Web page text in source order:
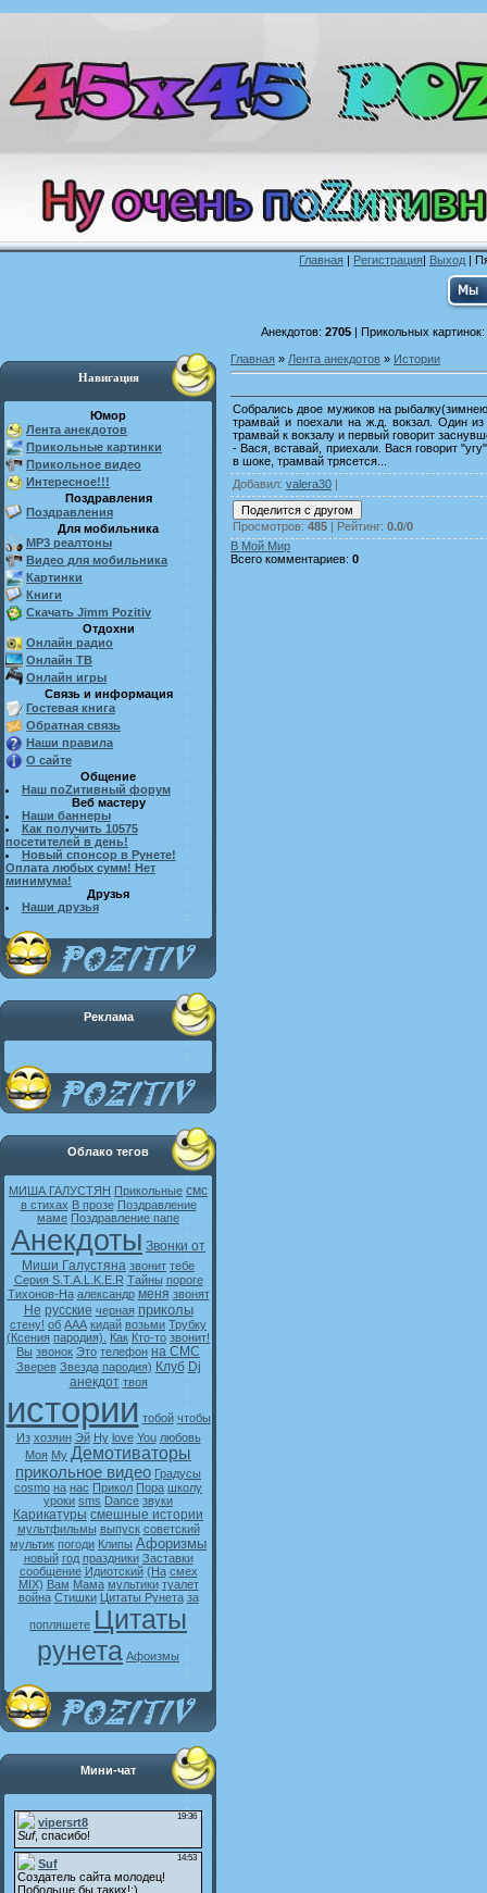
Главная | Регистрация| Выход |
Анекдотов: 2705| Прикольных картинок:
Навигация
Юмор
Лента анекдотов
Прикольные картинки
Прикольное видео
Интересное!!!
Поздравления
Поздравления
Для мобильника
MP3 реалтоны
Видео для мобильника
Картинки
Книги
Скачать Jimm Pozitiv
Отдохни
Онлайн радио
Онлайн ТВ
Онлайн игры
Связь и информация
Гостевая книга
Обратная связь
Наши правила
О сайте
Общение
Наш поZитивный форум
Веб мастеру
Наши баннеры
Как получить 10575
посетителей в день!
Новый спонсор в Рунете!
Оплата любых сумм! Нет
минимума!
Друзья
Наши друзья
Реклама
Облако тегов
МИША ГАЛУСТЯН Прикольные смс
в стихах В прозе Поздравление
маме Поздравление папе
Анекдоты Звонки от
Миши Галустяна звонит тебе
Серия S.T.A.L.K.E.R Тайны пороге
Тихонов-На александр меня звонят
Не русские черная приколы
стену! об ААА кидай возьми Трубку
(Ксения пародия). Как Кто-то звонит!
Вы звонок Это телефон на СМС
Зверев Звезда пародия) Клуб Dj
анекдот твоя
истории тобой чтобы
Из хозяин Эй Ну love You любовь
Моя My Демотиваторы
прикольное видео Градусы
cosmo на нас Прикол Пора школу
уроки sms Dance звуки
Карикатуры смешные истории
мультфильмы выпуск советский
мультик погоди Клипы Афоризмы
новый год праздники Заставки
сообщение Идиотский (На смех
MIX) Вам Мама мультики туалет
война Стишки Цитаты Рунета за
попляшете Цитаты
рунета Афоизмы
Мини-чат
Главная » Лента анекдотов » Истории
Собрались двое мужиков на
трамвай и поехали на ж.д. вокзал. Один
трамвай к вокзалу и первый говорит
- Вася, вставай, приехали. Вася говорит
в шоке, трамвай трясется...
Добавил: valera30 |
Просмотров: 485 | Рейтинг: 0.0/0
В Мой Мир
Всего комментариев: 0